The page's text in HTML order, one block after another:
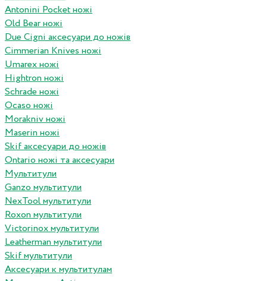
Antonini Pocket ножі
Old Bear ножі
Due Cigni аксесуари до ножів
Cimmerian Knives ножі
Umarex ножі
Hightron ножі
Schrade ножі
Ocaso ножі
Morakniv ножі
Maserin ножі
Skif аксесуари до ножів
Ontario ножі та аксесуари
Мультитули
Ganzo мультитули
NexTool мультитули
Roxon мультитули
Victorinox мультитули
Leatherman мультитули
Skif мультитули
Аксесуари к мультитулам